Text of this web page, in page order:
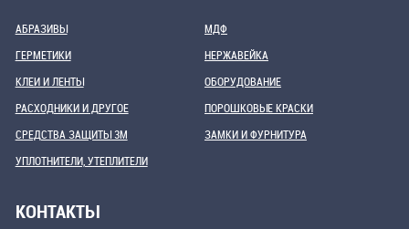
АБРАЗИВЫ
ГЕРМЕТИКИ
КЛЕИ И ЛЕНТЫ
МДФ
НЕРЖАВЕЙКА
ОБОРУДОВАНИЕ
РАСХОДНИКИ И ДРУГОЕ
СРЕДСТВА ЗАЩИТЫ 3М
УПЛОТНИТЕЛИ, УТЕПЛИТЕЛИ
ПОРОШКОВЫЕ КРАСКИ
ЗАМКИ И ФУРНИТУРА
КОНТАКТЫ